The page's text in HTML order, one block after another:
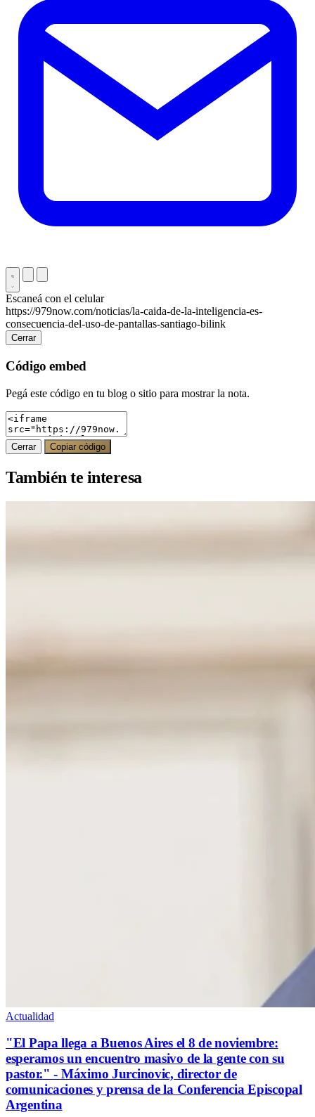
Escaneá con el celular
https://979now.com/noticias/la-caida-de-la-inteligencia-es-
consecuencia-del-uso-de-pantallas-santiago-bilink
Cerrar
Código embed
Pegá este código en tu blog o sitio para mostrar la nota.
Cerrar Copiar código
También te interesa
Actualidad
"El Papa llega a Buenos Aires el 8 de noviembre:
esperamos un encuentro masivo de la gente con su
pastor." - Máximo Jurcinovic, director de
comunicaciones y prensa de la Conferencia Episcopal
Argentina